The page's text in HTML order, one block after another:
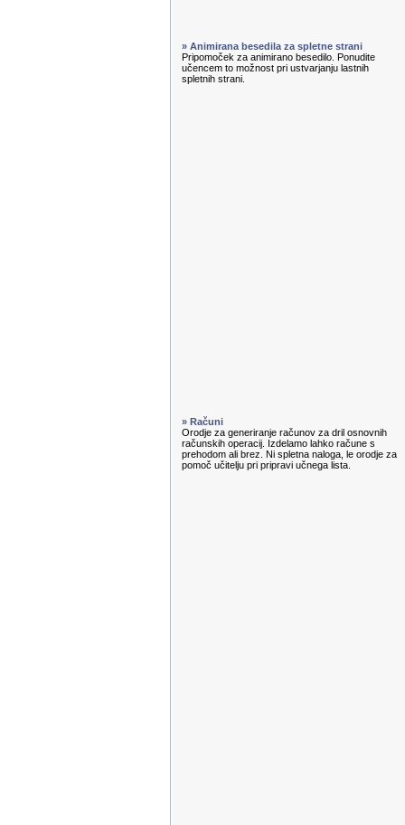
» Animirana besedila za spletne strani
Pripomoček za animirano besedilo. Ponudite
učencem to možnost pri ustvarjanju lastnih
spletnih strani.
» Računi
Orodje za generiranje računov za dril osnovnih
računskih operacij. Izdelamo lahko račune s
prehodom ali brez. Ni spletna naloga, le orodje za
pomoč učitelju pri pripravi učnega lista.